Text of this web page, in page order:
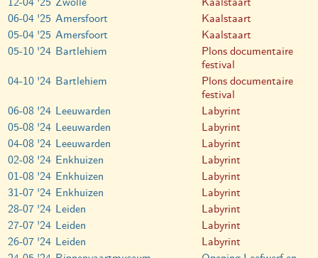
06-04 '25 Amersfoort
Kaalstaart
05-04 '25 Amersfoort
Kaalstaart
05-10 '24 Bartlehiem
Plons documentaire
festival
04-10 '24 Bartlehiem
Plons documentaire
festival
06-08 '24 Leeuwarden
Labyrint
05-08 '24 Leeuwarden
Labyrint
04-08 '24 Leeuwarden
Labyrint
02-08 '24 Enkhuizen
Labyrint
01-08 '24 Enkhuizen
Labyrint
31-07 '24 Enkhuizen
Labyrint
28-07 '24 Leiden
Labyrint
27-07 '24 Leiden
Labyrint
26-07 '24 Leiden
Labyrint